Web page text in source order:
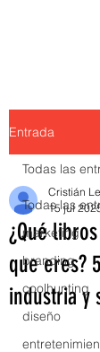
Entrada
Todas las
marketing
branding
coolhunting
diseño
Todas las
¿Qué
que eres?
industria y
Cristián
15 jul